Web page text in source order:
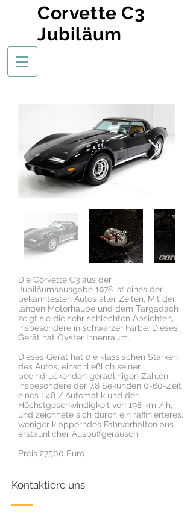
Corvette C3
Jubiläum
Die Corvette C3 aus der
Jubiläumsausgabe 1978 ist eines der
bekanntesten Autos aller Zeiten. Mit der
langen Motorhaube und dem Targadach
zeigt sie die sehr schlechten Absichten,
insbesondere in schwarzer Farbe. Dieses
Gerät hat Oyster Innenraum.
Dieses Gerät hat die klassischen Stärken
des Autos, einschließlich seiner
beeindruckenden geradlinigen Zahlen,
insbesondere der 7,8 Sekunden 0-60-Zeit
eines L48 / Automatik und der
Höchstgeschwindigkeit von 198 km / h,
und zeichnete sich durch ein raffinierteres,
weniger klapperndes Fahrverhalten aus
erstaunlicher Auspuffgeräusch.
Preis 27500 Euro
Kontaktiere uns